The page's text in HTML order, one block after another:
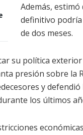
Además,
definitivo
de dos meses.
su política
presión sobre la
y
los últimos